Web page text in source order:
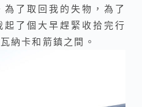
了取回我的失物，為了
了個大早趕緊收拾完行
納卡和箭鎮之間。